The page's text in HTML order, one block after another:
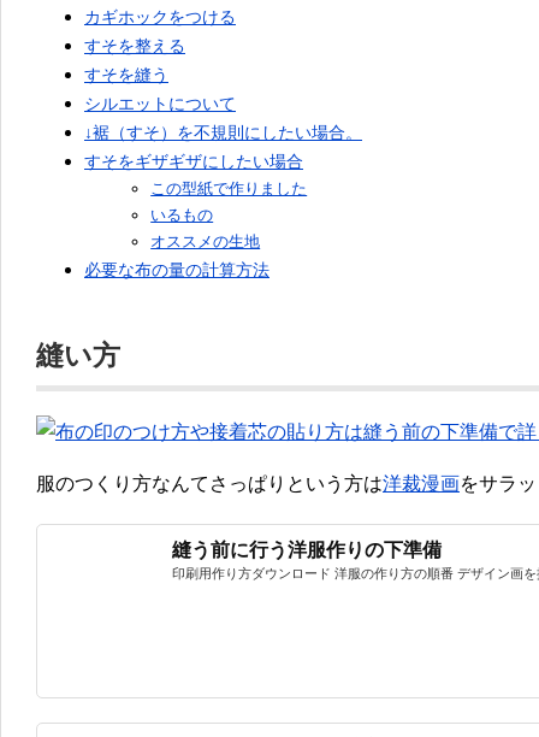
カギホックをつける
すそを整える
すそを縫う
シルエットについて
↓裾（すそ）を不規則にしたい場合。
すそをギザギザにしたい場合
この型紙で作りました
いるもの
オススメの生地
必要な布の量の計算方法
縫い方
服のつくり方なんてさっぱりという方は洋裁漫画をサラ
縫う前に行う洋服作りの下準備
印刷用作り方ダウンロード 洋服の作り方の順番 デザイン画